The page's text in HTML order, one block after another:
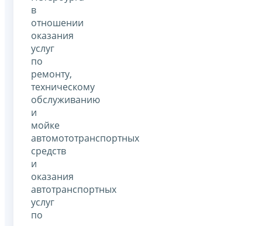
в
отношении
оказания
услуг
по
ремонту,
техническому
обслуживанию
и
мойке
автомототранспортных
средств
и
оказания
автотранспортных
услуг
по